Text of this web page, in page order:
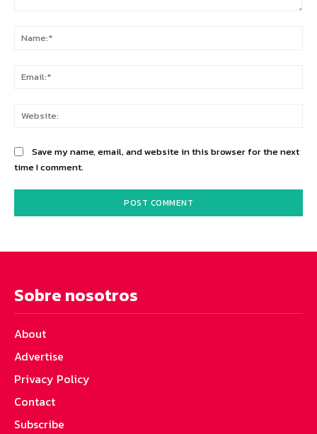
Save my name, email, and website in this browser for the next
time I comment.
Sobre nosotros
About
Advertise
Privacy Policy
Contact
Subscribe